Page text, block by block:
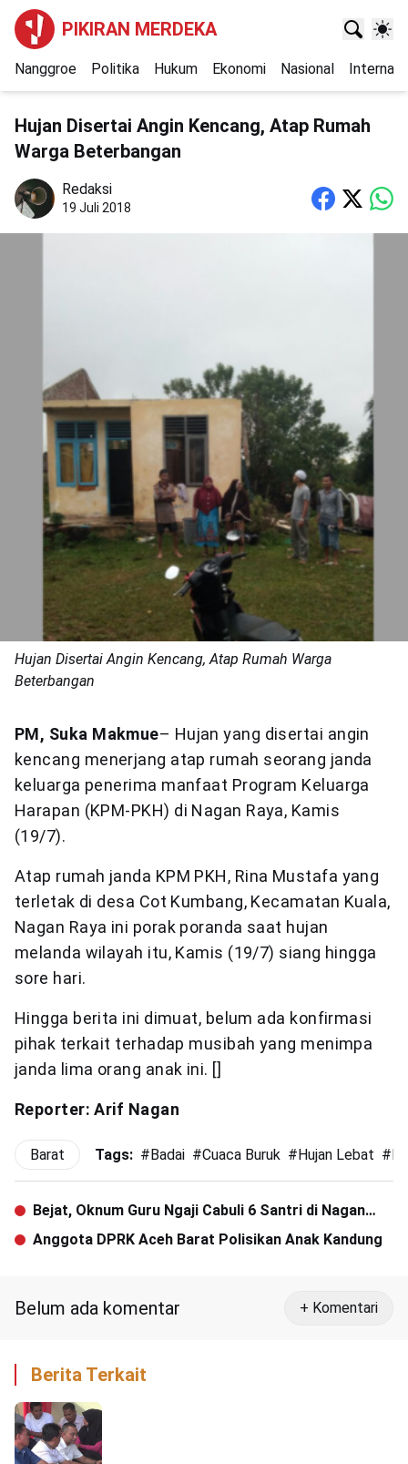
PIKIRAN MERDEKA
Nanggroe Politika Hukum Ekonomi Nasional
Hujan Disertai Angin Kencang, Atap Rumah
Warga Beterbangan
Redaksi
19 Juli 2018
Hujan Disertai Angin Kencang, Atap Rumah Warga
Beterbangan
PM, Suka Makmue– Hujan yang disertai angin
kencang menerjang atap rumah seorang janda
keluarga penerima manfaat Program Keluarga
Harapan (KPM-PKH) di Nagan Raya, Kamis
(19/7).
Atap rumah janda KPM PKH, Rina Mustafa yang
terletak di desa Cot Kumbang, Kecamatan Kuala,
Nagan Raya ini porak poranda saat hujan
melanda wilayah itu, Kamis (19/7) siang hingga
sore hari.
Hingga berita ini dimuat, belum ada konfirmasi
pihak terkait terhadap musibah yang menimpa
janda lima orang anak ini. []
Reporter: Arif Nagan
Barat Tags: #Badai #Cuaca Buruk #Hujan Lebat #
Bejat, Oknum Guru Ngaji Cabuli 6 Santri di Nagan
Raya
Anggota DPRK Aceh Barat Polisikan Anak Kandung
Belum ada komentar + Komentari
Berita Terkait